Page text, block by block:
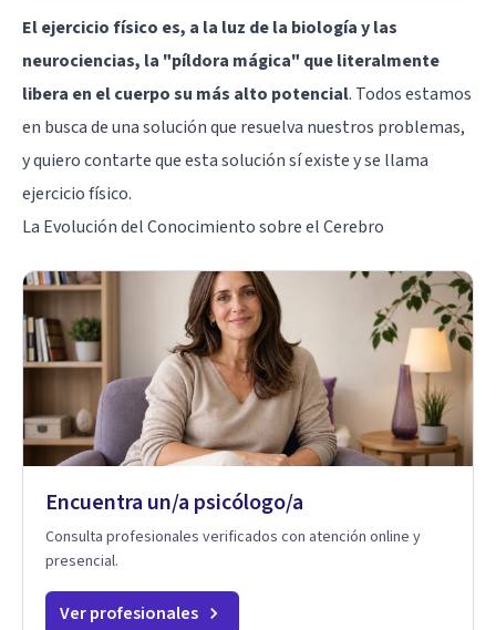
El ejercicio físico es, a la luz de la biología y las
neurociencias, la "píldora mágica" que literalmente
libera en el cuerpo su más alto potencial. Todos estamos
en busca de una solución que resuelva nuestros problemas,
y quiero contarte que esta solución sí existe y se llama
ejercicio físico.
La Evolución del Conocimiento sobre el Cerebro
Encuentra un/a psicólogo/a
Consulta profesionales verificados con atención online y
presencial.
Ver profesionales